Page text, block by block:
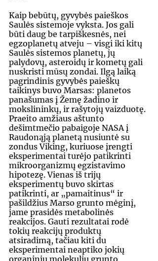
Kaip bebūtų, gyvybės paieškos
Saulės sistemoje vyksta. Jos gali
būti daug be tarpiškesnės, nei
egzoplanetų atveju – visgi iki kitų
Saulės sistemos planetų, jų
palydovų, asteroidų ir kometų gali
nuskristi mūsų zondai. Ilgą laiką
pagrindinis gyvybės paieškų
taikinys buvo Marsas: planetos
panašumas į Žemę žadino ir
mokslininkų, ir rašytojų vaizduotę.
Praeito amžiaus aštunto
dešimtmečio pabaigoje NASA į
Raudonąją planetą nusiuntė su
zondus Viking, kuriuose įrengti
eksperimentai turėjo patikrinti
mikroorganizmų egzistavimo
hipotezę. Vienas iš trijų
eksperimentų buvo skirtas
patikrinti, ar „pamaitinus“ ir
pašildžius Marso grunto mėginį,
jame prasidės metabolinės
reakcijos. Gauti rezultatai rodė
tokių reakcijų produktų
atsiradimą, tačiau kiti du
eksperimentai neaptiko jokių